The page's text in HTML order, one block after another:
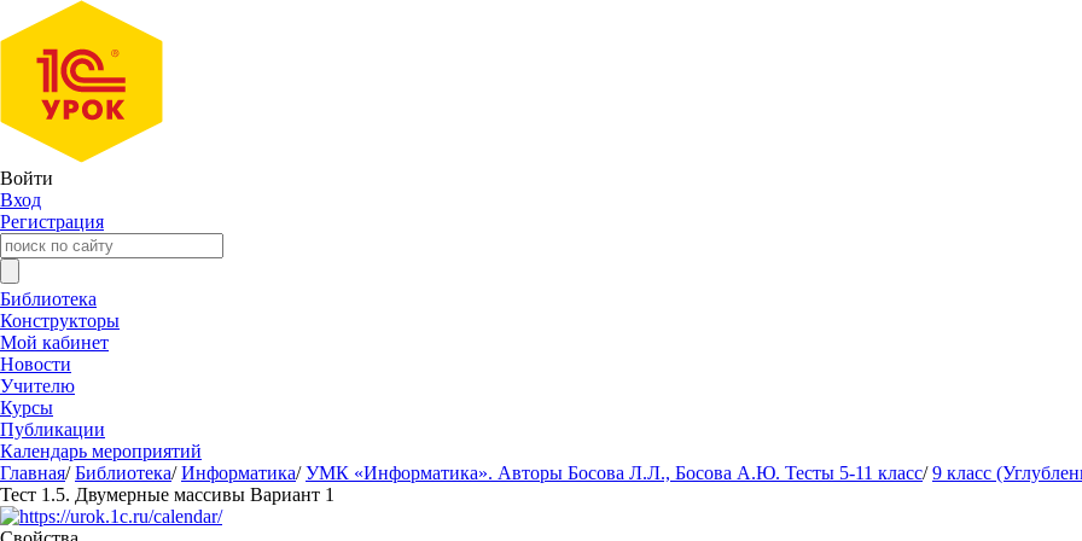
Войти
Вход
Регистрация
Библиотека
Конструкторы
Мой кабинет
Новости
Учителю
Курсы
Публикации
Календарь мероприятий
Главная/ Библиотека/ Информатика/ УМК «Информатика». Авторы Босова Л.Л., Босова А.Ю. Тесты 5-11 класс/ 9 класс
Тест 1.5. Двумерные массивы Вариант 1